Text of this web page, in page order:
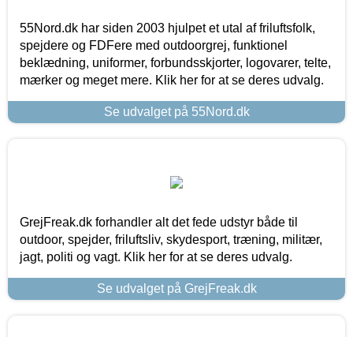
55Nord.dk har siden 2003 hjulpet et utal af friluftsfolk,
spejdere og FDFere med outdoorgrej, funktionel
beklædning, uniformer, forbundsskjorter, logovarer, telte,
mærker og meget mere. Klik her for at se deres udvalg.
Se udvalget på 55Nord.dk
GrejFreak.dk forhandler alt det fede udstyr både til
outdoor, spejder, friluftsliv, skydesport, træning, militær,
jagt, politi og vagt. Klik her for at se deres udvalg.
Se udvalget på GrejFreak.dk